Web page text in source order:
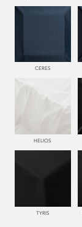
CERES
HELIOS
TYRIS